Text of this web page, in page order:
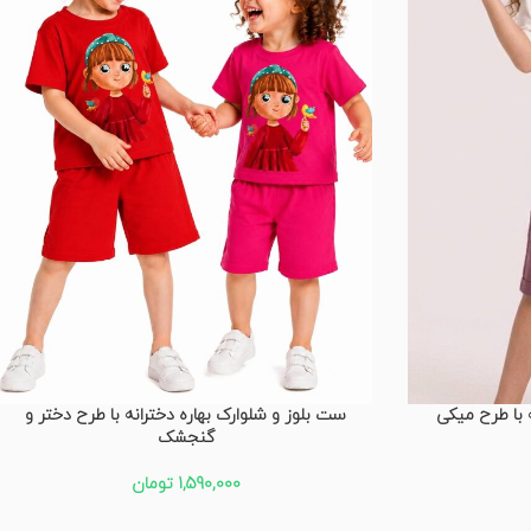
با طرح میکی
ست بلوز و شلوارک بهاره دخترانه با طرح دختر و
گنجشک
1,590,000 تومان